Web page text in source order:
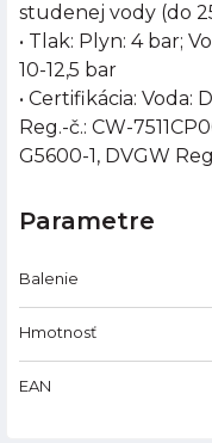
studenej vody (do
• Tlak: Plyn: 4 bar;
10-12,5 bar
• Certifikácia: Voda:
Reg.-č.: CW-
G5600-1, DVGW
Parametre
Balenie
Hmotnosť
EAN